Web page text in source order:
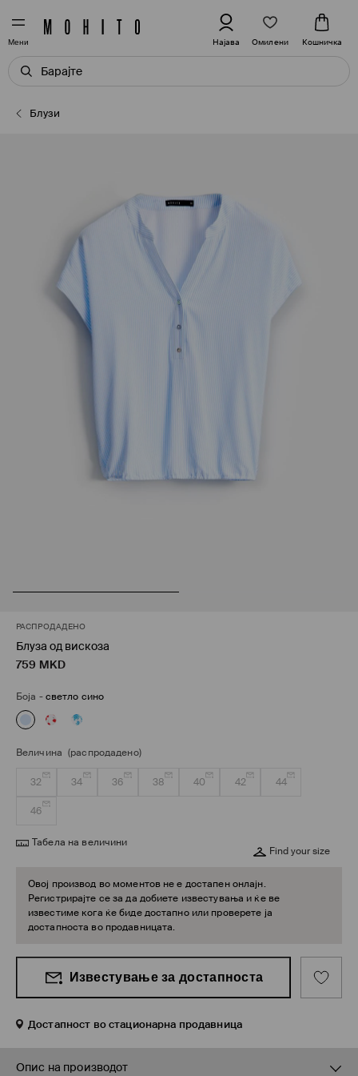
Мени Најава Омилени Кошничка
Блузи
РАСПРОДАДЕНО
Блуза од вискоза
759 MKD
Боја -светло сино
Величина (распродадено)
32 34 36 38 40 42 44
46
Табела на величини
Find your size
Овој производ во моментов не е достапен онлајн.
Регистрирајте се за да добиете известувања и ќе ве
известиме кога ќе биде достапно или проверете ја
достапноста во продавницата.
Известување за достапноста
Достапност во стационарна продавница
Опис на производот